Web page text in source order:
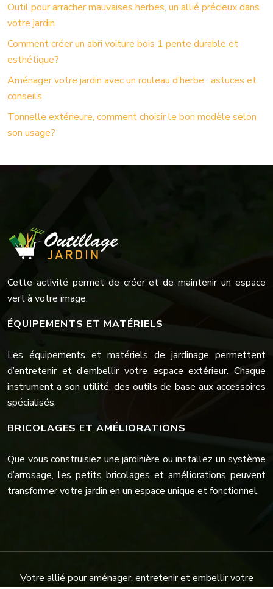
Outil pour arracher mauvaises herbes, un allié précieux dans
votre jardin
Comment créer un abri voiture bois 1 pente durable et
esthétique?
Aménager votre jardin avec un rouleau d’herbe : astuces et
conseils
Tonnelle extérieure, comment choisir le bon modèle selon
son usage?
Cette activité permet de créer et de maintenir un espace
vert à votre image.
ÉQUIPEMENTS ET MATÉRIELS
Les équipements et matériels de jardinage permettent
d’entretenir et d’embellir votre espace extérieur. Chaque
instrument a son utilité, des outils de base aux accessoires
spécialisés.
BRICOLAGES ET AMÉLIORATIONS
Que vous construisiez une jardinière ou installez un système
d’arrosage, les petits bricolages et améliorations peuvent
transformer votre jardin en un espace unique et fonctionnel.
Votre allié pour aménager, entretenir et embellir votre